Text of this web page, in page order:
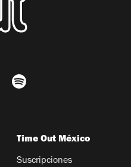
Time Out México
Suscripciones